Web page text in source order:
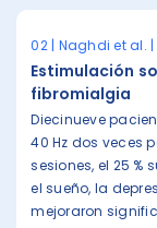
02 | Naghdi et al.
Estimulación
fibromialgia
Diecinueve
40 Hz dos veces
sesiones, el 25
el sueño, la
mejoraron